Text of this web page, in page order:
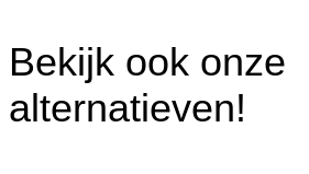
Bekijk ook onze
alternatieven!